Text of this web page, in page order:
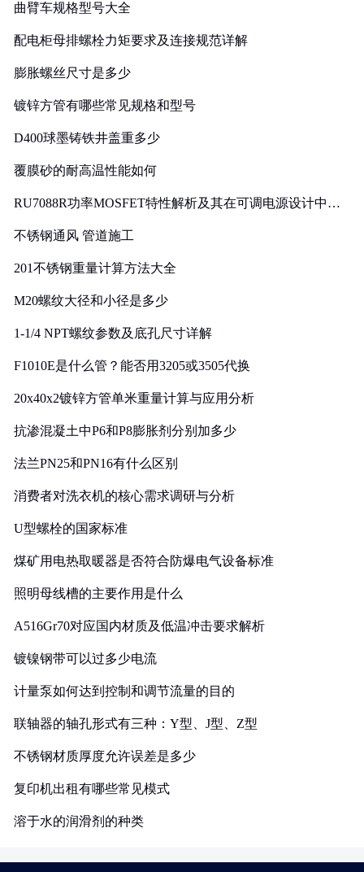
曲臂车规格型号大全
配电柜母排螺栓力矩要求及连接规范详解
膨胀螺丝尺寸是多少
镀锌方管有哪些常见规格和型号
D400球墨铸铁井盖重多少
覆膜砂的耐高温性能如何
RU7088R功率MOSFET特性解析及其在可调电源设计中的
不锈钢通风 管道施工
201不锈钢重量计算方法大全
M20螺纹大径和小径是多少
1-1/4 NPT螺纹参数及底孔尺寸详解
F1010E是什么管？能否用3205或3505代换
20x40x2镀锌方管单米重量计算与应用分析
抗渗混凝土中P6和P8膨胀剂分别加多少
法兰PN25和PN16有什么区别
消费者对洗衣机的核心需求调研与分析
U型螺栓的国家标准
煤矿用电热取暖器是否符合防爆电气设备标准
照明母线槽的主要作用是什么
A516Gr70对应国内材质及低温冲击要求解析
镀镍钢带可以过多少电流
计量泵如何达到控制和调节流量的目的
联轴器的轴孔形式有三种：Y型、J型、Z型
不锈钢材质厚度允许误差是多少
复印机出租有哪些常见模式
溶于水的润滑剂的种类